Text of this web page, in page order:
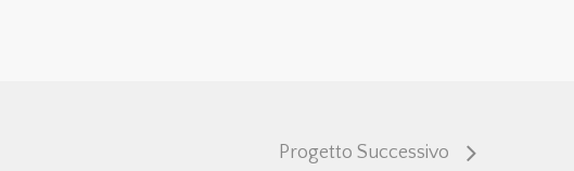
Progetto Successivo